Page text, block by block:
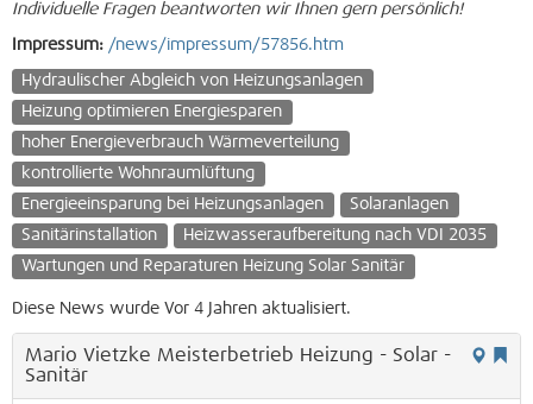
Individuelle Fragen beantworten wir Ihnen gern persönlich!
Impressum: /news/impressum/57856.htm
Hydraulischer Abgleich von Heizungsanlagen
Heizung optimieren Energiesparen
hoher Energieverbrauch Wärmeverteilung
kontrollierte Wohnraumlüftung
Energieeinsparung bei Heizungsanlagen
Solaranlagen
Sanitärinstallation
Heizwasseraufbereitung nach VDI 2035
Wartungen und Reparaturen Heizung Solar Sanitär
Diese News wurde Vor 4 Jahren aktualisiert.
Mario Vietzke Meisterbetrieb Heizung - Solar -
Sanitär